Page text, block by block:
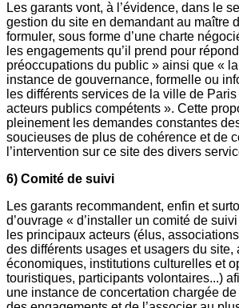
Les garants vont, à l’évidence, dans le
gestion du site en demandant au maître
formuler, sous forme d’une charte
les engagements qu’il prend pour
préoccupations du public » ainsi que «
instance de gouvernance, formelle ou
les différents services de la ville de
acteurs publics compétents ». Cette
pleinement les demandes constantes
soucieuses de plus de cohérence et de
l’intervention sur ce site des divers
6) Comité de suivi
Les garants recommandent, enfin et
d’ouvrage « d’installer un comité de
les principaux acteurs (élus,
des différents usages et usagers du site,
économiques, institutions culturelles et
touristiques, participants volontaires...)
une instance de concertation chargée